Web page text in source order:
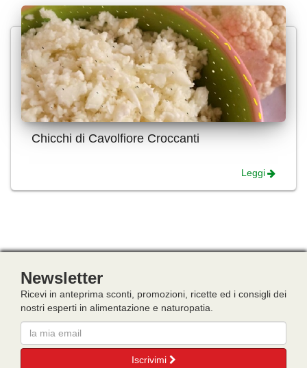
Chicchi di Cavolfiore Croccanti
Leggi
Newsletter
Ricevi in anteprima sconti, promozioni, ricette ed i consigli dei
nostri esperti in alimentazione e naturopatia.
Email
Iscrivimi